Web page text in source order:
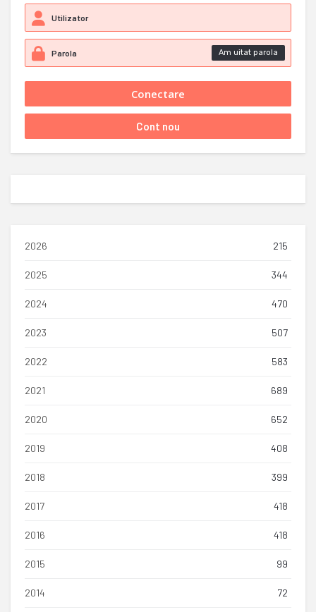
Am uitat parola
2026 215
2025 344
2024 470
2023 507
2022 583
2021 689
2020 652
2019 408
2018 399
2017 418
2016 418
2015 99
2014 72